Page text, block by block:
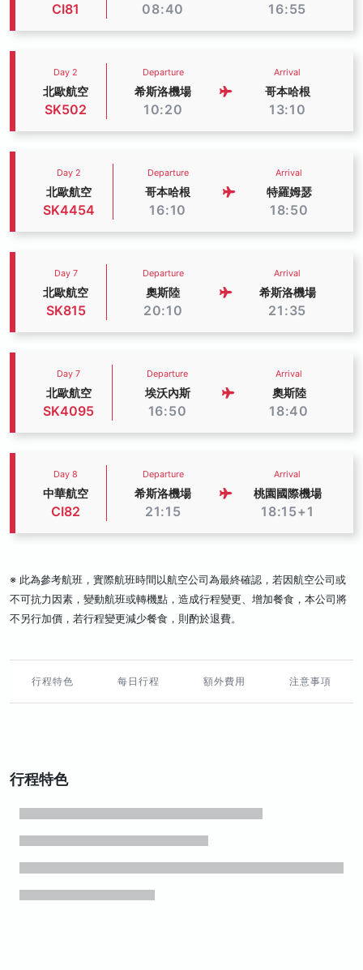
CI81 08:40 16:55
Day 2
北歐航空
SK502
Departure
希斯洛機場
10:20
Arrival
哥本哈根
13:10
Day 2
北歐航空
SK4454
Departure
哥本哈根
16:10
Arrival
特羅姆瑟
18:50
Day 7
北歐航空
SK815
Departure
奧斯陸
20:10
Arrival
希斯洛機場
21:35
Day 7
北歐航空
SK4095
Departure
埃沃內斯
16:50
Arrival
奧斯陸
18:40
Day 8
中華航空
CI82
Departure
希斯洛機場
21:15
Arrival
桃園國際機場
18:15+1
※ 此為參考航班，實際航班時間以航空公司為最終確認，若因航空公司或
不可抗力因素，變動航班或轉機點，造成行程變更、增加餐食，本公司將
不另行加價，若行程變更減少餐食，則酌於退費。
行程特色 每日行程 額外費用 注意事項
行程特色